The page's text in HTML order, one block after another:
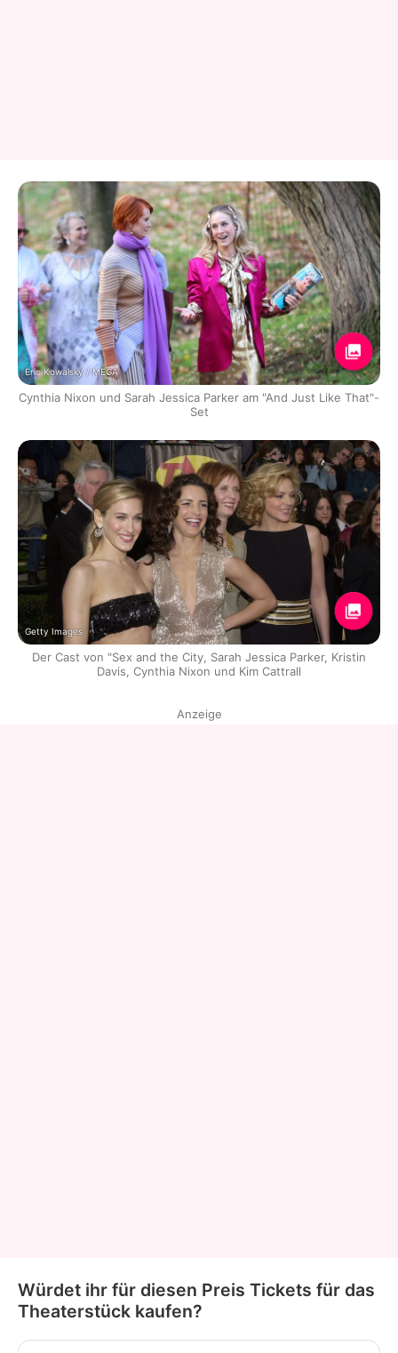
Eric Kowalsky / MEGA
Cynthia Nixon und Sarah Jessica Parker am "And Just Like That"-
Set
Getty Images
Der Cast von "Sex and the City, Sarah Jessica Parker, Kristin
Davis, Cynthia Nixon und Kim Cattrall
Anzeige
Würdet ihr für diesen Preis Tickets für das
Theaterstück kaufen?